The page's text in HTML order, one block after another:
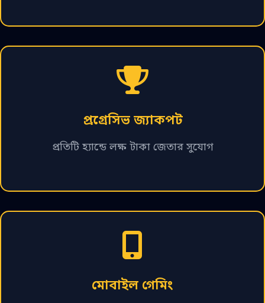
প্রগ্রেসিভ জ্যাকপট
প্রতিটি হ্যান্ডে লক্ষ টাকা জেতার সুযোগ
মোবাইল গেমিং